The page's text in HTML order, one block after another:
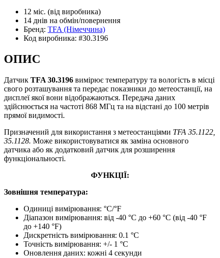
12 міс. (від виробника)
14 днів на обмін/повернення
Бренд: TFA (Німеччина)
Код виробника: #30.3196
ОПИС
Датчик TFA 30.3196 вимірює температуру та вологість в місці
свого розташування та передає показники до метеостанції, на
дисплеї якої вони відображаються. Передача даних
здійснюється на частоті 868 МГц та на відстані до 100 метрів
прямої видимості.
Призначений для використання з метеостанціями TFA 35.1122,
35.1128. Може використовуватися як заміна основного
датчика або як додатковий датчик для розширення
функціональності.
ФУНКЦІЇ:
Зовнішня температура:
Одиниці вимірювання: °С/°F
Діапазон вимірювання: від -40 °C до +60 °C (від -40 °F
до +140 °F)
Дискретність вимірювання: 0.1 °C
Точність вимірювання: +/- 1 °С
Оновлення даних: кожні 4 секунди